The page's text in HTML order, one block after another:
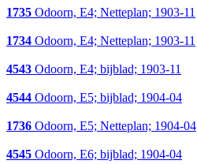
1735 Odoorn, E4; Netteplan; 1903-11
1734 Odoorn, E4; Netteplan; 1903-11
4543 Odoorn, E4; bijblad; 1903-11
4544 Odoorn, E5; bijblad; 1904-04
1736 Odoorn, E5; Netteplan; 1904-04
4545 Odoorn, E6; bijblad; 1904-04